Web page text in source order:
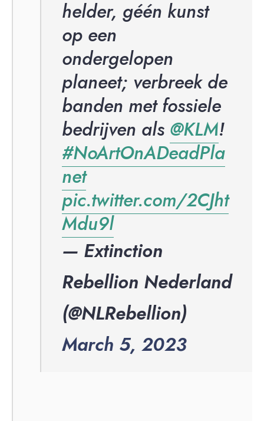
helder, géén kunst
op een
ondergelopen
planeet; verbreek de
banden met fossiele
bedrijven als @KLM!
#NoArtOnADeadPla
net
pic.twitter.com/2CJht
Mdu9l
— Extinction
Rebellion Nederland
(@NLRebellion)
March 5, 2023